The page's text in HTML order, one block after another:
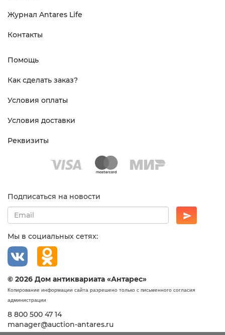
Журнал Antares Life
Контакты
Помощь
Как сделать заказ?
Условия оплаты
Условия доставки
Реквизиты
Подписаться на новости
Мы в социальных сетях:
© 2026 Дом антиквариата «Антарес»
Копирование информации сайта разрешено только с письменного согласия
администрации
8 800 500 47 14
manager@auction-antares.ru